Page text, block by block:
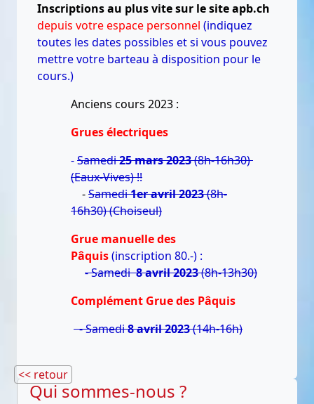
Inscriptions au plus vite sur le site apb.ch
depuis votre espace personnel (indiquez
toutes les dates possibles et si vous pouvez
mettre votre barteau à disposition pour le
cours.)
Anciens cours 2023 :
Grues électriques
-Samedi25 mars 2023(8h-16h30)
(Eaux-Vives) !!
-Samedi1er avril 2023(8h-
16h30) (Choiseul)
Grue manuelle des
Pâquis(inscription 80.-) :
- Samedi8 avril 2023(8h-13h30)
Complément Grue des Pâquis
- Samedi8 avril 2023(14h-16h)
<< retour
Qui sommes-nous ?